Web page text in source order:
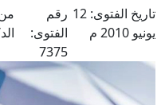
تاريخ الفتوى: 12
يونيو 2010 م
رقم
الفتوى:
7375